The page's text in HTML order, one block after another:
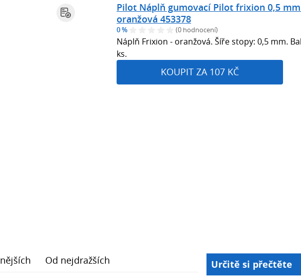
Pilot Náplň gumovací Pilot frixion 0,5
oranžová 453378
0 % (0 hodnocení)
Náplň Frixion - oranžová. Šíře stopy: 0,5 mm.
ks.
KOUPIT ZA 107 KČ
Od nejdražších Určitě si přečtěte